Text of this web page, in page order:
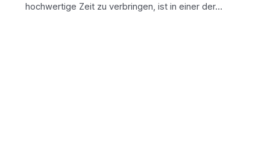
hochwertige Zeit zu verbringen, ist in einer der…